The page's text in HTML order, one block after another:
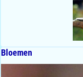
Bloemen